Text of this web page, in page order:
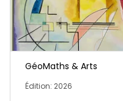
GéoMaths & Arts
Édition: 2026